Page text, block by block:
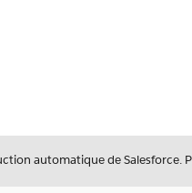
automatique de Salesforce.